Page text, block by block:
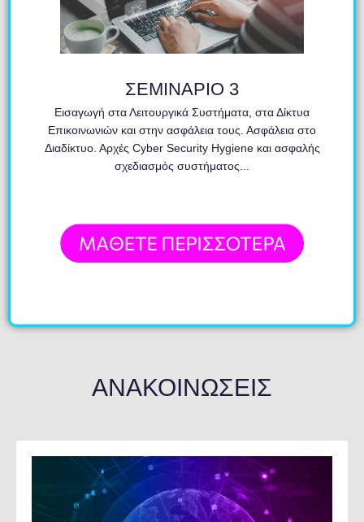
ΣΕΜΙΝΑΡΙΟ 3
Εισαγωγή στα Λειτουργικά Συστήματα, στα Δίκτυα
Επικοινωνιών και στην ασφάλεια τους. Ασφάλεια στο
Διαδίκτυο. Αρχές Cyber Security Hygiene και ασφαλής
σχεδιασμός συστήματος...
ΑΝΑΚΟΙΝΩΣΕΙΣ